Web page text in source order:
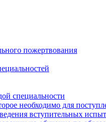
пожертвования
специальности
необходимо для
вступительных